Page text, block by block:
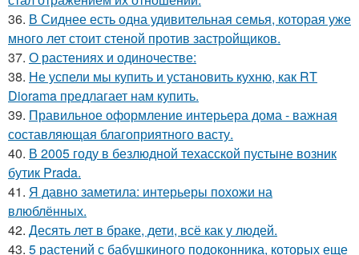
36. В Сиднее есть одна удивительная семья, которая уже
много лет стоит стеной против застройщиков.
37. О растениях и одиночестве:
38. Не успели мы купить и установить кухню, как RT
Diorama предлагает нам купить.
39. Правильное оформление интерьера дома - важная
составляющая благоприятного васту.
40. В 2005 году в безлюдной техасской пустыне возник
бутик Prada.
41. Я давно заметила: интерьеры похожи на
влюблённых.
42. Десять лет в браке, дети, всё как у людей.
43. 5 растений с бабушкиного подоконника, которых еще